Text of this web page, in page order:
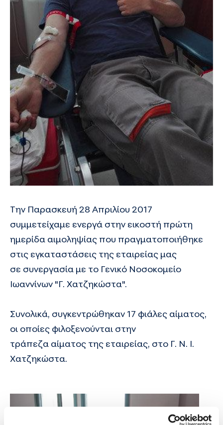
Την Παρασκευή 28 Απριλίου 2017
συμμετείχαμε ενεργά στην εικοστή πρώτη
ημερίδα αιμοληψίας που πραγματοποιήθηκε
στις εγκαταστάσεις της εταιρείας μας
σε συνεργασία με το Γενικό Νοσοκομείο
Ιωαννίνων "Γ. Χατζηκώστα".
Συνολικά, συγκεντρώθηκαν 17 φιάλες αίματος,
οι οποίες φιλοξενούνται στην
τράπεζα αίματος της εταιρείας, στο Γ. Ν. Ι.
Χατζηκώστα.